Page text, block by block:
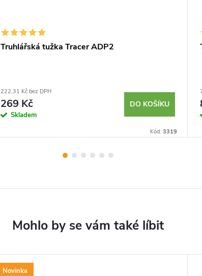
Truhlářská tužka Tracer ADP2
222,31 Kč bez DPH
269 Kč
Skladem
DO KOŠÍKU
Kód: 3319
Novinka